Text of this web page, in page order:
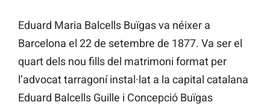
Eduard Maria Balcells Buïgas va néixer a
Barcelona el 22 de setembre de 1877. Va ser el
quart dels nou fills del matrimoni format per
l’advocat tarragoní instal·lat a la capital catalana
Eduard Balcells Guille i Concepció Buïgas